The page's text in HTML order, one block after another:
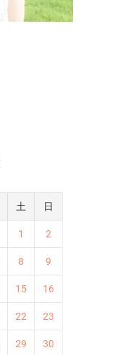
土 日
1 2
8 9
15 16
22 23
29 30